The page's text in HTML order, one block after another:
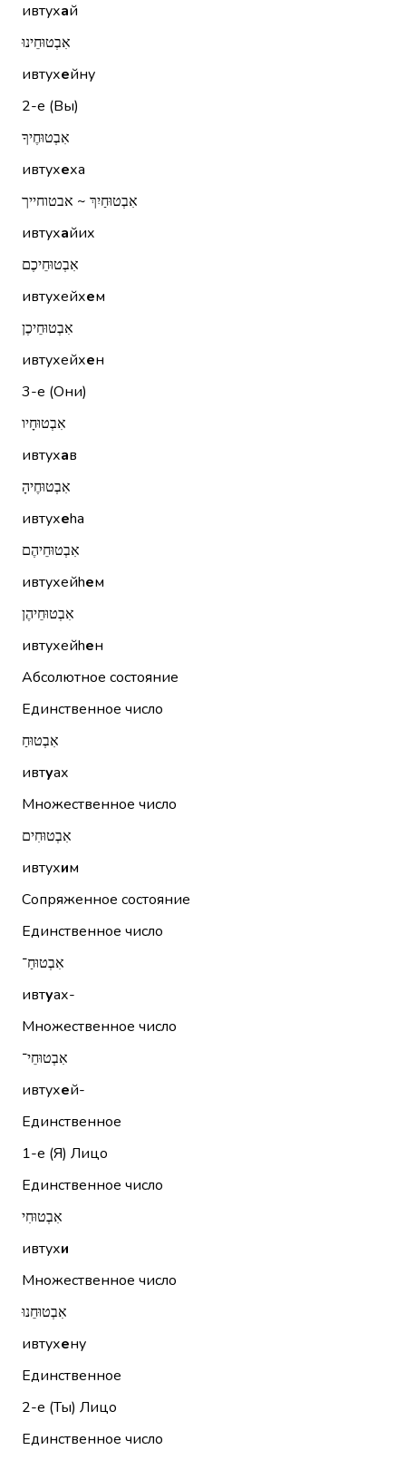
ивтухай
אִבְטוּחֵינוּ
ивтухейну
2-е (Вы)
אִבְטוּחֶיךָ
ивтухеха
אִבְטוּחַיִךְ ~ אבטוחייך
ивтухайих
אִבְטוּחֵיכֶם
ивтухейхем
אִבְטוּחֵיכֶן
ивтухейхен
3-е (Они)
אִבְטוּחָיו
ивтухав
אִבְטוּחֶיהָ
ивтухеhа
אִבְטוּחֵיהֶם
ивтухейhем
אִבְטוּחֵיהֶן
ивтухейhен
Абсолютное состояние
Единственное число
אִבְטוּחַ
ивтуах
Множественное число
אִבְטוּחִים
ивтухим
Сопряженное состояние
Единственное число
אִבְטוּחַ־
ивтуах-
Множественное число
אִבְטוּחֵי־
ивтухей-
Единственное
1-е (Я) Лицо
Единственное число
אִבְטוּחִי
ивтухи
Множественное число
אִבְטוּחֵנוּ
ивтухену
Единственное
2-е (Ты) Лицо
Единственное число